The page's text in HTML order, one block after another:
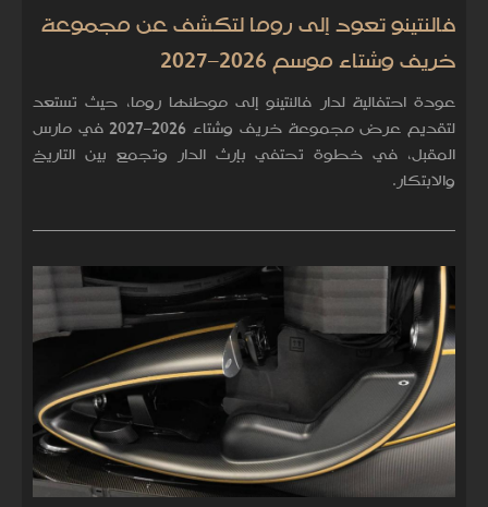
فالنتينو تعود إلى روما لتكشف عن مجموعة
خريف وشتاء موسم 2026–2027
عودة احتفالية لدار فالنتينو إلى موطنها روما، حيث تستعد
لتقديم عرض مجموعة خريف وشتاء 2026–2027 في مارس
المقبل، في خطوة تحتفي بإرث الدار وتجمع بين التاريخ
والابتكار.